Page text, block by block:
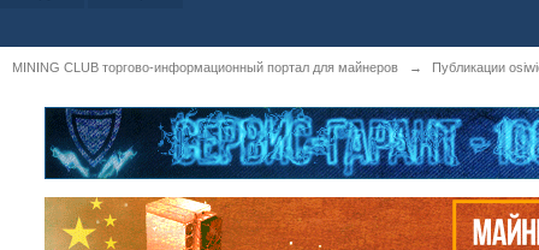
MINING CLUB торгово-информационный портал для майнеров → Публикации